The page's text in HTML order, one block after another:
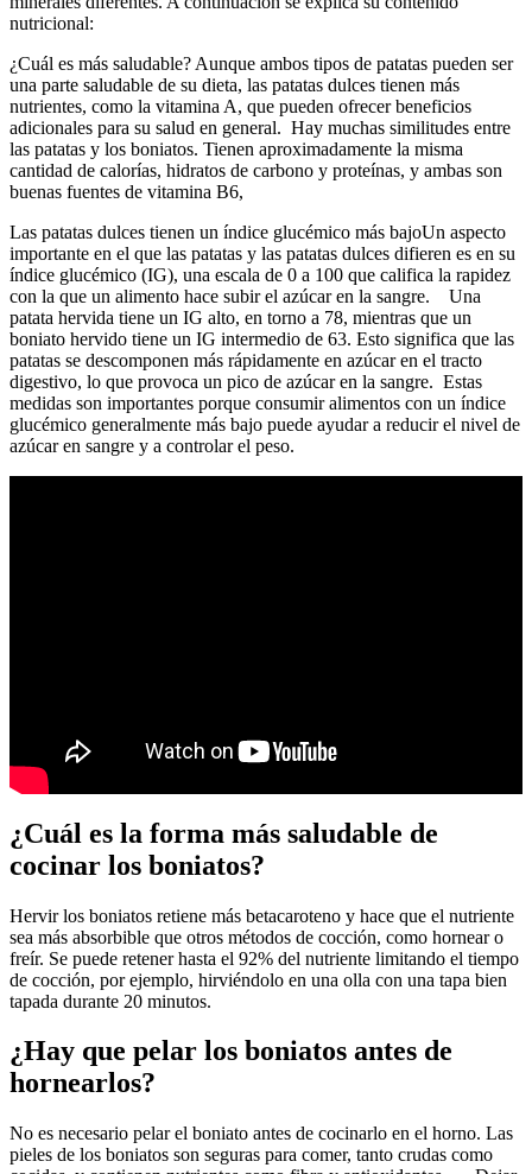
nutricional:
¿Cuál es más saludable? Aunque ambos tipos de patatas pueden ser
una parte saludable de su dieta, las patatas dulces tienen más
nutrientes, como la vitamina A, que pueden ofrecer beneficios
adicionales para su salud en general. Hay muchas similitudes entre
las patatas y los boniatos. Tienen aproximadamente la misma
cantidad de calorías, hidratos de carbono y proteínas, y ambas son
buenas fuentes de vitamina B6,
Las patatas dulces tienen un índice glucémico más bajoUn aspecto
importante en el que las patatas y las patatas dulces difieren es en su
índice glucémico (IG), una escala de 0 a 100 que califica la rapidez
con la que un alimento hace subir el azúcar en la sangre. Una
patata hervida tiene un IG alto, en torno a 78, mientras que un
boniato hervido tiene un IG intermedio de 63. Esto significa que las
patatas se descomponen más rápidamente en azúcar en el tracto
digestivo, lo que provoca un pico de azúcar en la sangre. Estas
medidas son importantes porque consumir alimentos con un índice
glucémico generalmente más bajo puede ayudar a reducir el nivel de
azúcar en sangre y a controlar el peso.
¿Cuál es la forma más saludable de
cocinar los boniatos?
Hervir los boniatos retiene más betacaroteno y hace que el nutriente
sea más absorbible que otros métodos de cocción, como hornear o
freír. Se puede retener hasta el 92% del nutriente limitando el tiempo
de cocción, por ejemplo, hirviéndolo en una olla con una tapa bien
tapada durante 20 minutos.
¿Hay que pelar los boniatos antes de
hornearlos?
No es necesario pelar el boniato antes de cocinarlo en el horno. Las
pieles de los boniatos son seguras para comer, tanto crudas como